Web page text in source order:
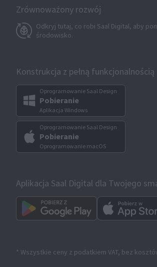
Zrównoważony rozwój
Odkryj tutaj, co robi Saal Digital, aby
środowisko.
Konstrukcja z pełną funkcjonalnością
Oprogramowanie Saal Design
Pobieranie
Aplikacja Windows
Oprogramowanie Saal Design
Pobieranie
Oprogramowanie macOS
Aplikacja Saal Digital dla Twojego
* Wszystkie ceny z podatkiem VAT, bez